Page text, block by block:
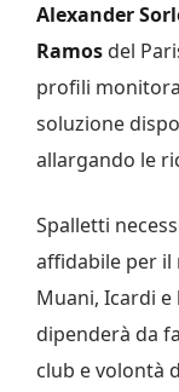
Alexander
Ramos del
profili
soluzione
allargando le
Spalletti
affidabile per il
Muani, Icardi
dipenderà da
club e volontà